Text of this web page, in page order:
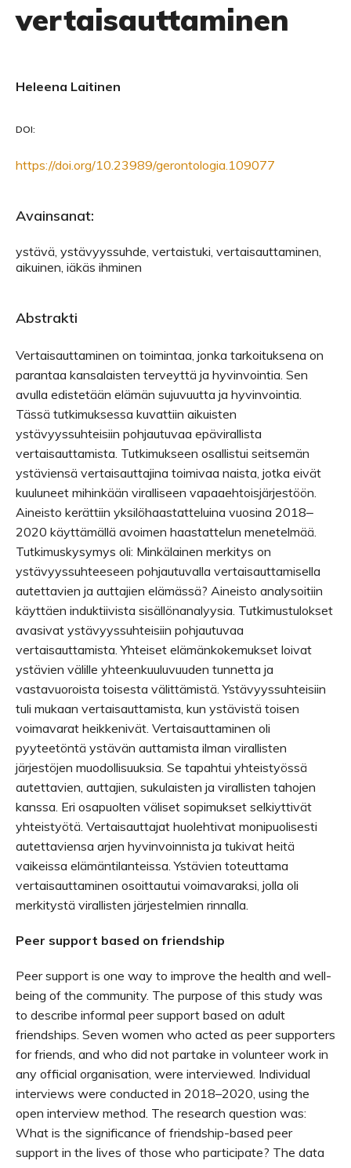
vertaisauttaminen
Heleena Laitinen
DOI:
https://doi.org/10.23989/gerontologia.109077
Avainsanat:
ystävä, ystävyyssuhde, vertaistuki, vertaisauttaminen,
aikuinen, iäkäs ihminen
Abstrakti
Vertaisauttaminen on toimintaa, jonka tarkoituksena on
parantaa kansalaisten terveyttä ja hyvinvointia. Sen
avulla edistetään elämän sujuvuutta ja hyvinvointia.
Tässä tutkimuksessa kuvattiin aikuisten
ystävyyssuhteisiin pohjautuvaa epävirallista
vertaisauttamista. Tutkimukseen osallistui seitsemän
ystäviensä vertaisauttajina toimivaa naista, jotka eivät
kuuluneet mihinkään viralliseen vapaaehtoisjärjestöön.
Aineisto kerättiin yksilöhaastatteluina vuosina 2018‒
2020 käyttämällä avoimen haastattelun menetelmää.
Tutkimuskysymys oli: Minkälainen merkitys on
ystävyyssuhteeseen pohjautuvalla vertaisauttamisella
autettavien ja auttajien elämässä? Aineisto analysoitiin
käyttäen induktiivista sisällönanalyysia. Tutkimustulokset
avasivat ystävyyssuhteisiin pohjautuvaa
vertaisauttamista. Yhteiset elämänkokemukset loivat
ystävien välille yhteenkuuluvuuden tunnetta ja
vastavuoroista toisesta välittämistä. Ystävyyssuhteisiin
tuli mukaan vertaisauttamista, kun ystävistä toisen
voimavarat heikkenivät. Vertaisauttaminen oli
pyyteetöntä ystävän auttamista ilman virallisten
järjestöjen muodollisuuksia. Se tapahtui yhteistyössä
autettavien, auttajien, sukulaisten ja virallisten tahojen
kanssa. Eri osapuolten väliset sopimukset selkiyttivät
yhteistyötä. Vertaisauttajat huolehtivat monipuolisesti
autettaviensa arjen hyvinvoinnista ja tukivat heitä
vaikeissa elämäntilanteissa. Ystävien toteuttama
vertaisauttaminen osoittautui voimavaraksi, jolla oli
merkitystä virallisten järjestelmien rinnalla.
Peer support based on friendship
Peer support is one way to improve the health and well-
being of the community. The purpose of this study was
to describe informal peer support based on adult
friendships. Seven women who acted as peer supporters
for friends, and who did not partake in volunteer work in
any official organisation, were interviewed. Individual
interviews were conducted in 2018–2020, using the
open interview method. The research question was:
What is the significance of friendship-based peer
support in the lives of those who participate? The data